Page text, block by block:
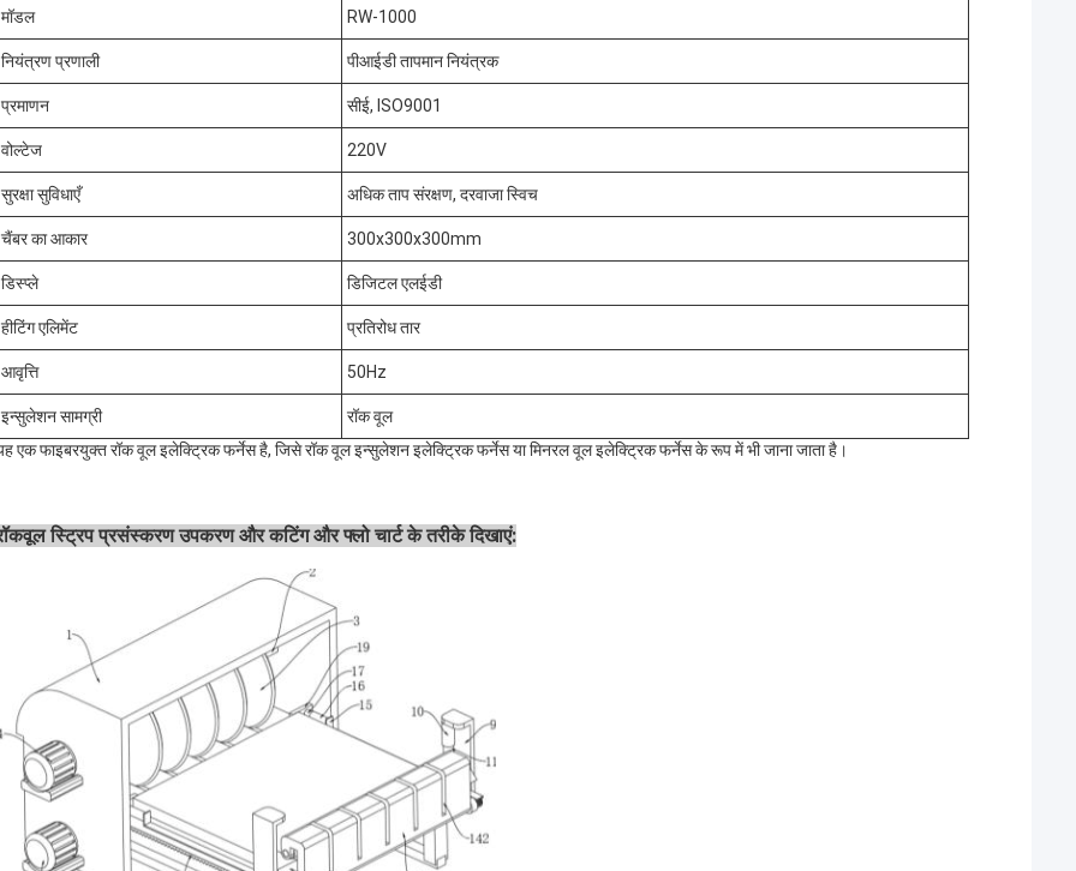
मॉडल RW-1000
नियंत्रण प्रणाली पीआईडी तापमान नियंत्रक
प्रमाणन सीई, ISO9001
वोल्टेज 220V
सुरक्षा सुविधाएँ अधिक ताप संरक्षण, दरवाजा स्विच
चैंबर का आकार 300x300x300mm
डिस्प्ले डिजिटल एलईडी
हीटिंग एलिमेंट प्रतिरोध तार
आवृत्ति 50Hz
इन्सुलेशन सामग्री
रॉक वूल
एक फाइबरयुक्त रॉक वूल इलेक्ट्रिक फर्नेस है, जिसे रॉक वूल इन्सुलेशन इलेक्ट्रिक फर्नेस या मिनरल वूल इलेक्ट्रिक फर्नेस के रूप में भी जाना जाता है।
स्ट्रिप प्रसंस्करण उपकरण और कटिंग और फ्लो चार्ट के तरीके दिखाएं: